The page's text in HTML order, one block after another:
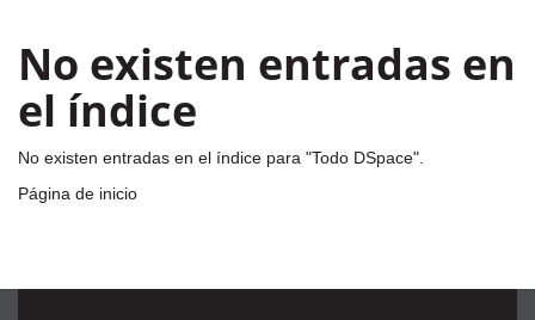
No existen entradas en
el índice
No existen entradas en el índice para "Todo DSpace".
Página de inicio